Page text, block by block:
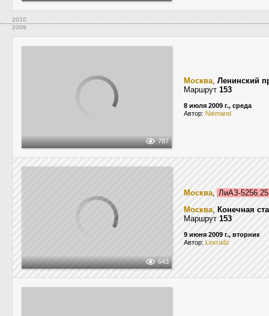
2010
2009
787
Москва, Ленинский
Маршрут 153
8 июля 2009 г., среда
Автор: Niemand
643
Москва, ЛиАЗ-
Москва, Конечная
Маршрут 153
9 июня 2009 г., вторник
Автор: Lexrudz